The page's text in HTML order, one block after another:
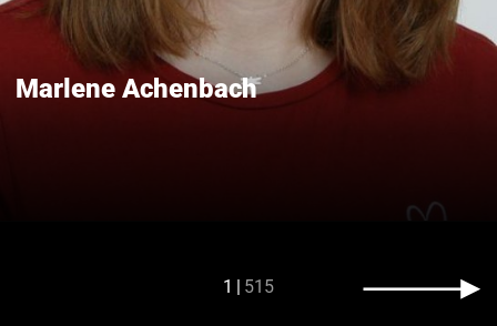
Marlene Achenbach
1 515